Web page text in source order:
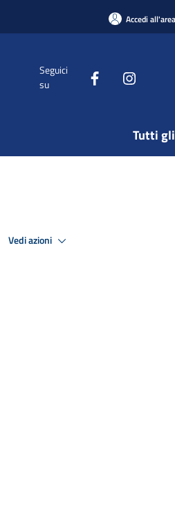
Accedi
Seguici
su
Tutti
Vedi azioni